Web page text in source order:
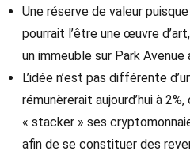
Une réserve de valeur
pourrait l’être une œuvre
un immeuble sur Park Avenue
L’idée n’est pas différente
rémunèrerait aujourd’hui à
« stacker » ses
afin de se constituer des